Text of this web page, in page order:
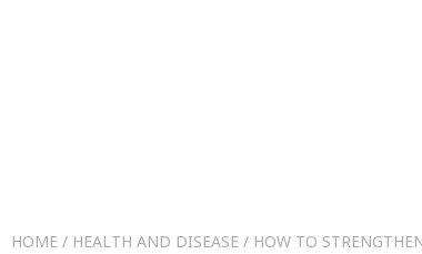
HOME / HEALTH AND DISEASE / HOW TO